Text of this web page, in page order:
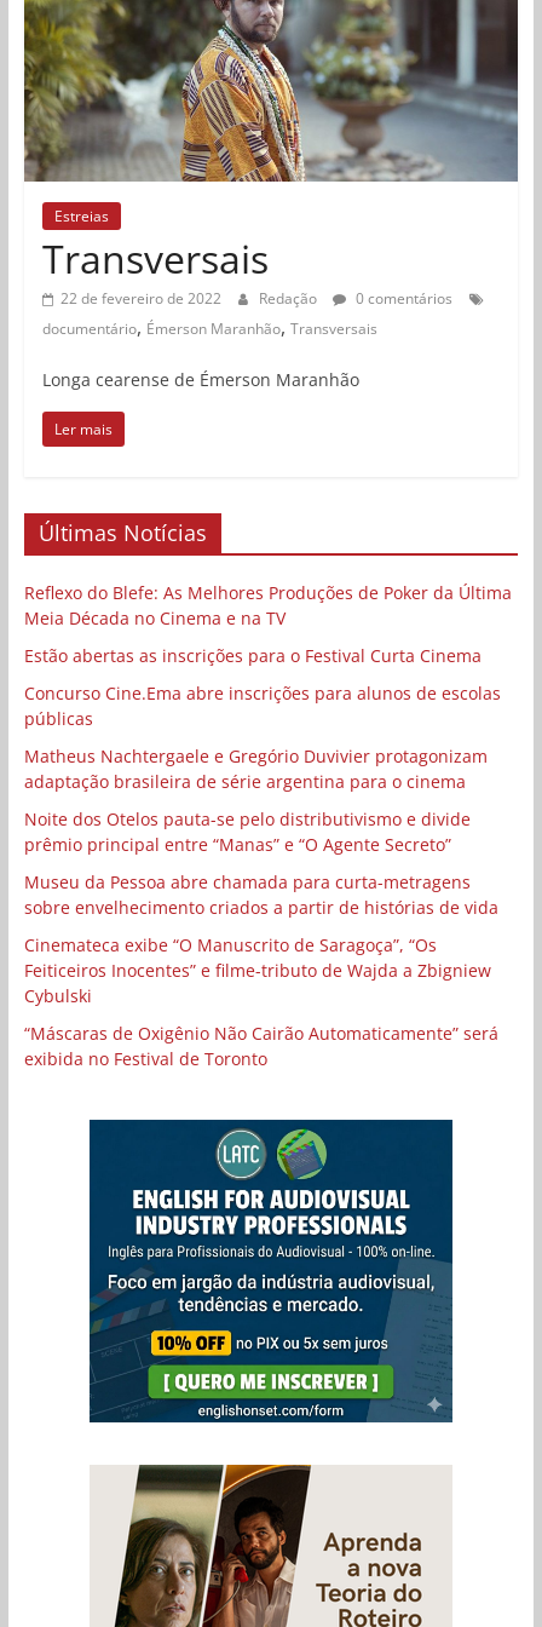
Estreias
Transversais
22 de fevereiro de 2022 Redação
0 comentários
documentário, Émerson Maranhão, Transversais
Longa cearense de Émerson Maranhão
Ler mais
Últimas Notícias
Reflexo do Blefe: As Melhores Produções de Poker da Última
Meia Década no Cinema e na TV
Estão abertas as inscrições para o Festival Curta Cinema
Concurso Cine.Ema abre inscrições para alunos de escolas
públicas
Matheus Nachtergaele e Gregório Duvivier protagonizam
adaptação brasileira de série argentina para o cinema
Noite dos Otelos pauta-se pelo distributivismo e divide
prêmio principal entre “Manas” e “O Agente Secreto”
Museu da Pessoa abre chamada para curta-metragens
sobre envelhecimento criados a partir de histórias de vida
Cinemateca exibe “O Manuscrito de Saragoça”, “Os
Feiticeiros Inocentes” e filme-tributo de Wajda a Zbigniew
Cybulski
“Máscaras de Oxigênio Não Cairão Automaticamente” será
exibida no Festival de Toronto